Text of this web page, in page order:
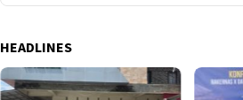
HEADLINES